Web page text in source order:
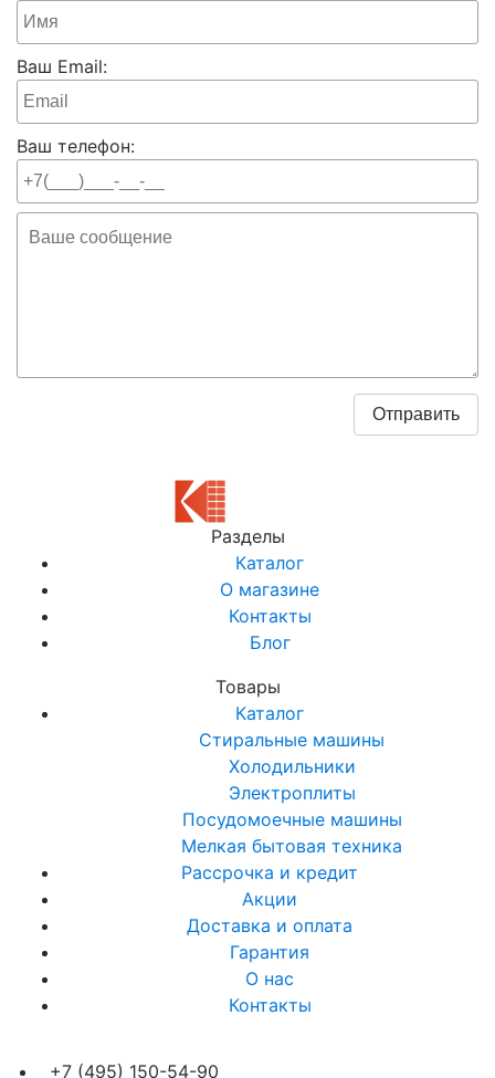
Ваш Email:
Ваш телефон:
Разделы
Каталог
О магазине
Контакты
Блог
Товары
Каталог
Стиральные машины
Холодильники
Электроплиты
Посудомоечные машины
Мелкая бытовая техника
Рассрочка и кредит
Акции
Доставка и оплата
Гарантия
О нас
Контакты
+7 (495) 150-54-90